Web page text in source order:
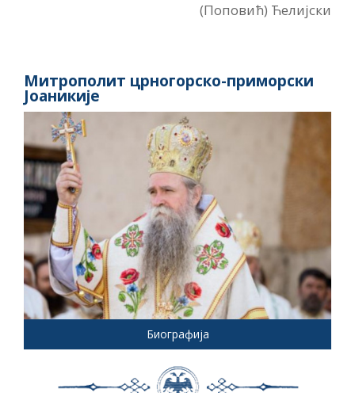
(Поповић) Ћелијски
Митрополит црногорско-приморски
Јоаникије
Биографија